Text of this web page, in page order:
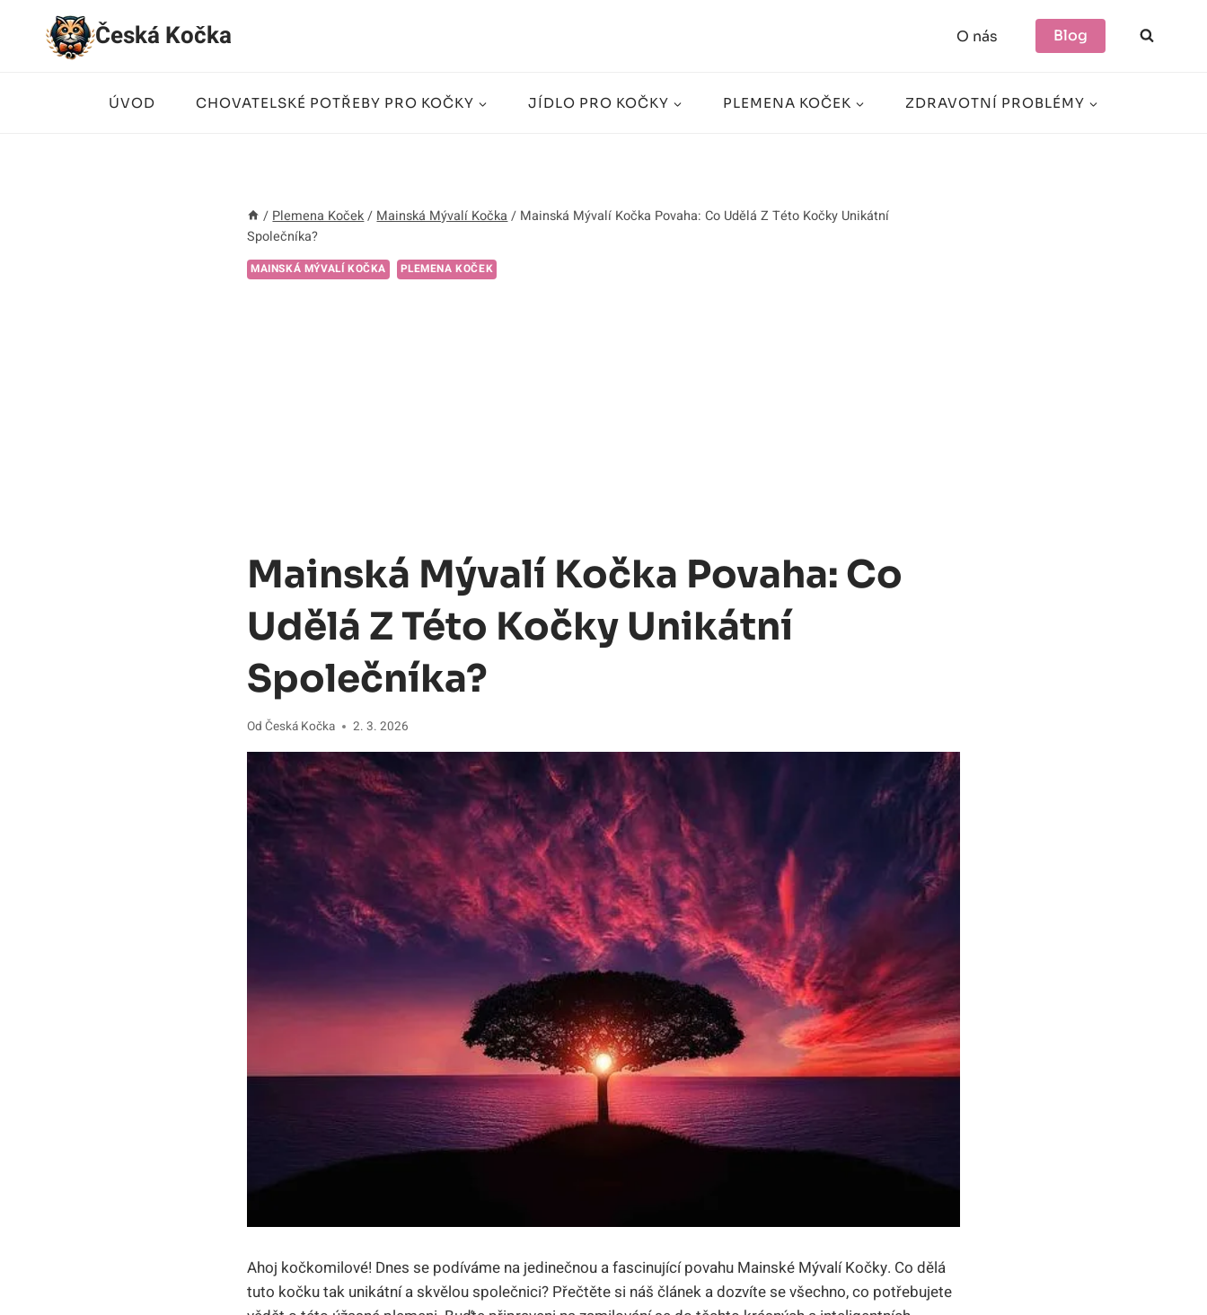
Přeskočit
Česká Kočka O nás Blog
ÚVOD CHOVATELSKÉ POTŘEBY PRO KOČKY JÍDLO PRO KOČKY PLEMENA KOČEK ZDRAVOTNÍ PROBLÉMY
/ Plemena Koček / Mainská Mývalí Kočka / Mainská Mývalí Kočka Povaha: Co Udělá Z Této Kočky Unikátní
Společníka?
MAINSKÁ MÝVALÍ KOČKA PLEMENA KOČEK
Mainská Mývalí Kočka Povaha: Co
Udělá Z Této Kočky Unikátní
Společníka?
Od Česká Kočka 2. 3. 2026
Ahoj kočkomilové! Dnes se podíváme na jedinečnou a fascinující povahu Mainské Mývalí Kočky. Co dělá
tuto kočku tak unikátní a skvělou společnici? Přečtěte si náš článek a dozvíte se všechno, co potřebujete